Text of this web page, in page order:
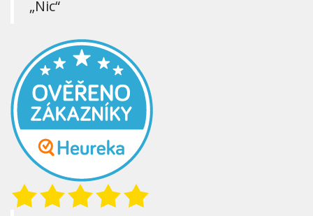
„Nic“